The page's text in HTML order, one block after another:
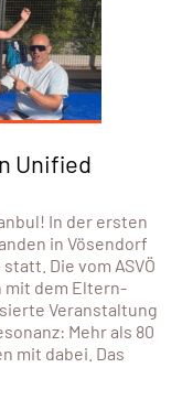
Unified
In der ersten
in Vösendorf
Die vom ASVÖ
mit dem Eltern-
Veranstaltung
Mehr als 80
mit dabei. Das